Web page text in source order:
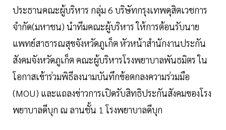
ประธานคณะผู้บริหาร กลุ่ม 6 บริษัทกรุงเทพดุสิตเวชการ
จำกัด(มหาชน) นำทีมคณะผู้บริหาร ให้การต้อนรับนาย
แพทย์สาธารณสุขจังหวัดภูเก็ต หัวหน้าสำนักงานประกัน
สังคมจังหวัดภูเก็ต คณะผู้บริหารโรงพยาบาลพันธมิตร ใน
โอกาสเข้าร่วมพิธีลงนามบันทึกข้อตกลงความร่วมมือ
(MOU) และแถลงข่าวการเปิดรับสิทธิประกันสังคมของโรง
พยาบาลดีบุก ณ ลานชั้น 1 โรงพยาบาลดีบุก